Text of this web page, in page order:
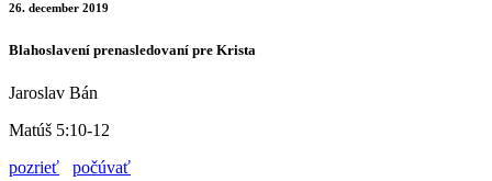
26. december 2019
Blahoslavení prenasledovaní pre Krista
Jaroslav Bán
Matúš 5:10-12
pozrieť
počúvať